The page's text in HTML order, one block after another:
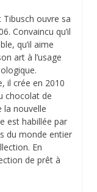
Tibusch ouvre sa
Convaincu qu’il
qu’il aime
art à l’usage
il crée en 2010
chocolat de
la nouvelle
est habillée par
du monde entier
En
de prêt à